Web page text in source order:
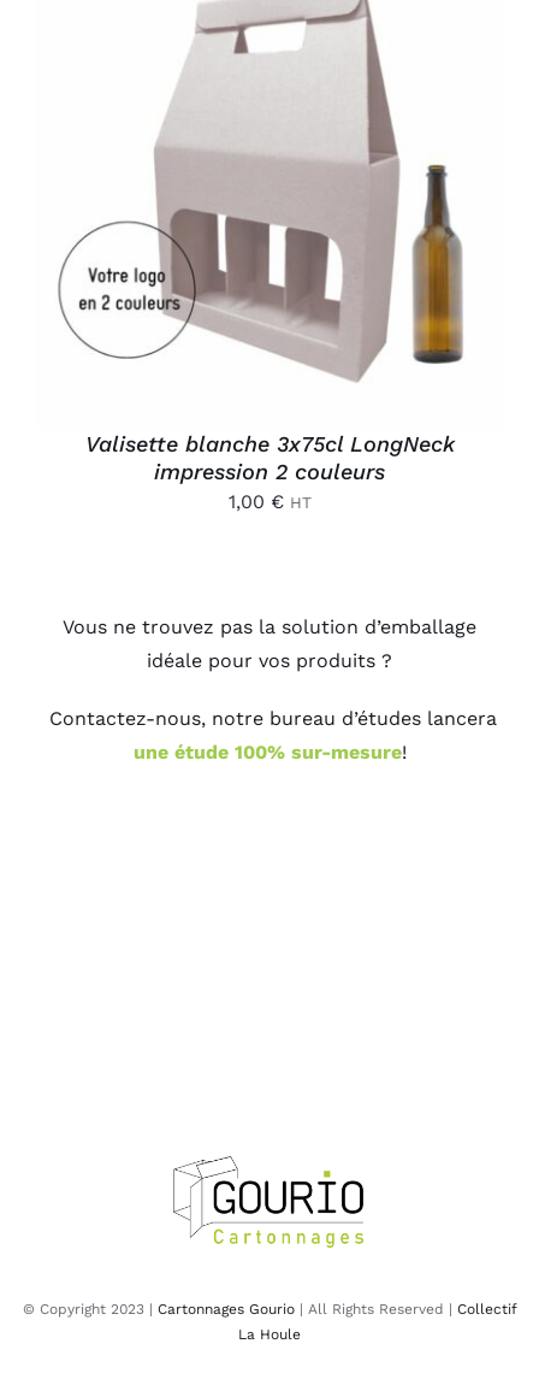
Valisette blanche 3x75cl LongNeck
impression 2 couleurs
1,00 € HT
Vous ne trouvez pas la solution d’emballage
idéale pour vos produits ?
Contactez-nous, notre bureau d’études lancera
une étude 100% sur-mesure!
© Copyright 2023 | Cartonnages Gourio| All Rights Reserved | Collectif
La Houle